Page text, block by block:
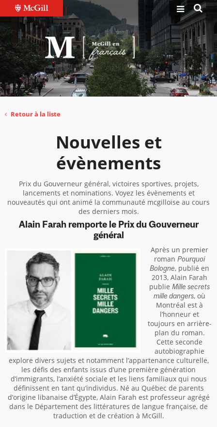
Retour à la liste
Nouvelles et
évènements
Prix du Gouverneur général, victoires sportives, projets,
lancements et nominations. Voyez les évènements et
nouveautés qui ont animé la communauté mcgilloise au cours
des derniers mois.
Alain Farah remporte le Prix du Gouverneur
général
Après un premier
roman Pourquoi
Bologne, publié en
2013, Alain Farah
publie Mille secrets
mille dangers, où
Montréal est à
l’honneur et
toujours en arrière-
plan du roman.
Cette seconde
autobiographie
explore divers sujets et notamment l’appartenance culturelle,
les défis des enfants issus d’une première génération
d’immigrants, l’anxiété sociale et les liens familiaux qui nous
définissent en tant qu’individus. Né au Québec de parents
d’origine libanaise d’Égypte, Alain Farah est professeur agrégé
dans le Département des littératures de langue française, de
traduction et de création à McGill.